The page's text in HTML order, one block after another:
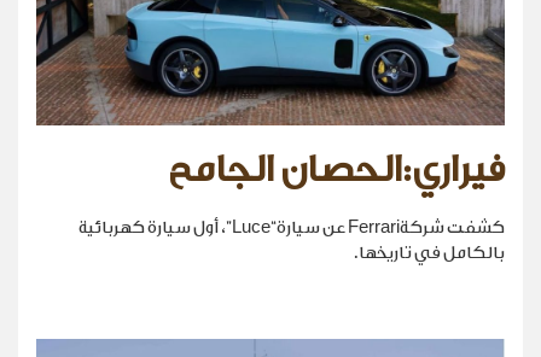
فيراري:الحصان الجامح
كشفت شركةFerrari عن سيارة“Luce”، أول سيارة كهربائية
بالكامل في تاريخها.